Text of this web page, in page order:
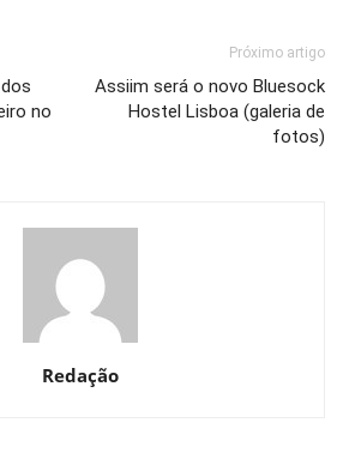
no
Próximo artigo
Assiim será o novo Bluesock
Hostel Lisboa (galeria de
fotos)
Redação